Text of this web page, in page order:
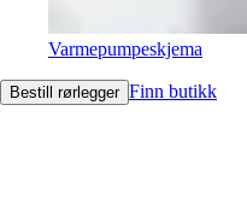
Varmepumpeskjema
Bestill rørlegger Finn butikk